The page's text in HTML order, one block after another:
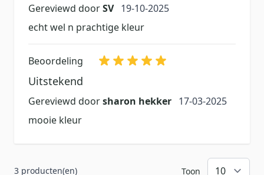
Gereviewd doorSV 19 oktober 2025
19-10-2025
echt wel n prachtige kleur
Beoordeling
Uitstekend
Gereviewd doorsharon hekker 17 maart 2025
17-03-2025
mooie kleur
3 producten(en) Toon